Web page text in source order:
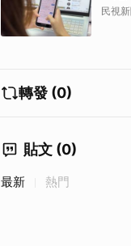
民視
轉發 (0)
貼文 (0)
最新 熱門